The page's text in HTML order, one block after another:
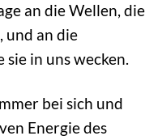
an die Wellen, die
und an die
in uns wecken.
bei sich und
Energie des